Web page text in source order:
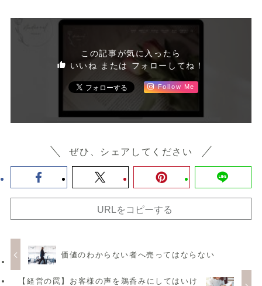
この記事が気に入ったら
いいね または フォローしてね！
Follow Me
ぜひ、シェアしてください
URLをコピーする
価値のわからない者へ売ってはならない
【経営の罠】お客様の声を鵜呑みにしてはいけ